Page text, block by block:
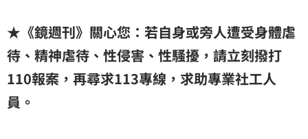
★《鏡週刊》關心您：若自身或旁人遭受身體虐
待、精神虐待、性侵害、性騷擾，請立刻撥打
110報案，再尋求113專線，求助專業社工人
員。